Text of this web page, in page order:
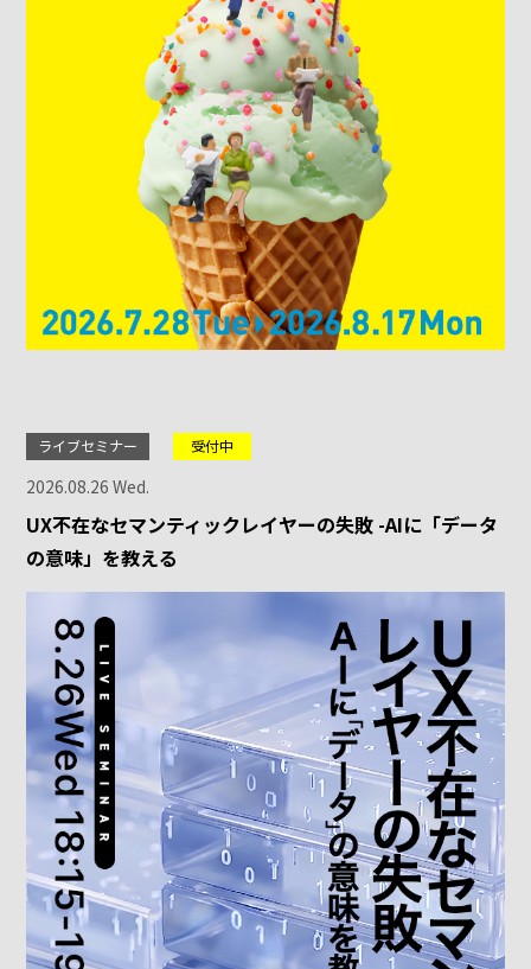
ライブセミナー 受付中
2026.08.26 Wed.
UX不在なセマンティックレイヤーの失敗 -AIに「データ
の意味」を教える